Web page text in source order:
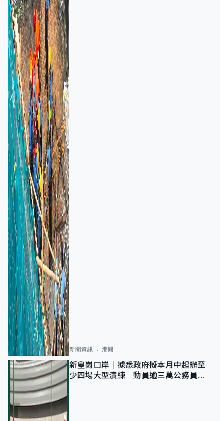
新聞資訊 港聞
新皇崗口岸｜據悉政府擬本月中起辦至
少四場大型演練 動員逾三萬公務員人